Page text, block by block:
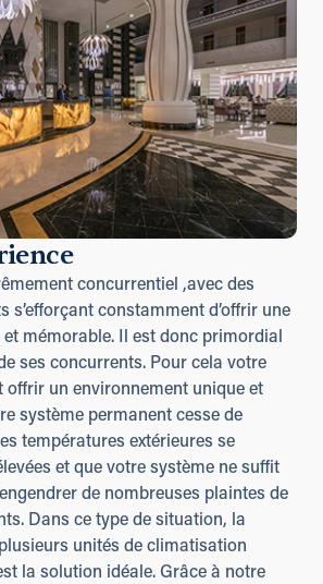
concurrentiel ,avec des
s’efforçant constamment d’offrir une
et mémorable. Il est donc primordial
ses concurrents. Pour cela votre
offrir un environnement unique et
système permanent cesse de
températures extérieures se
et que votre système ne suffit
de nombreuses plaintes de
Dans ce type de situation, la
unités de climatisation
la solution idéale. Grâce à notre